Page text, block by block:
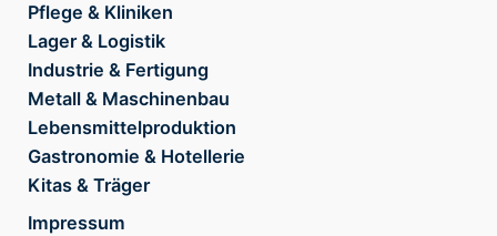
Pflege & Kliniken
Lager & Logistik
Industrie & Fertigung
Metall & Maschinenbau
Lebensmittelproduktion
Gastronomie & Hotellerie
Kitas & Träger
Impressum